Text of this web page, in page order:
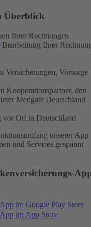
Überblick
Ihrer Rechnungen
Ihrer
Versicherungen, Vorsorge
Kooperationspartner, den
Medgate Deutschland
Ort in Deutschland
unserer App
und Services gespannt
im Google Play Store
im App Store